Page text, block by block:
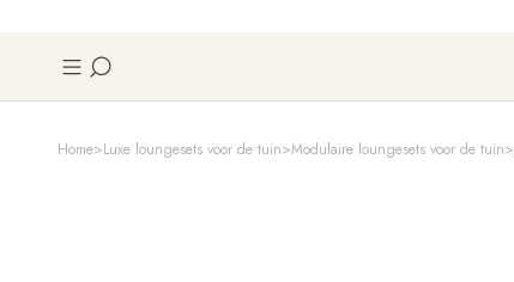
Home Luxe loungesets voor de tuin Modulaire loungesets voor de tuin